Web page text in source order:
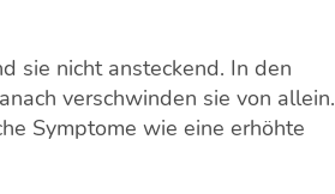
sie nicht ansteckend. In den
verschwinden sie von allein.
Symptome wie eine erhöhte